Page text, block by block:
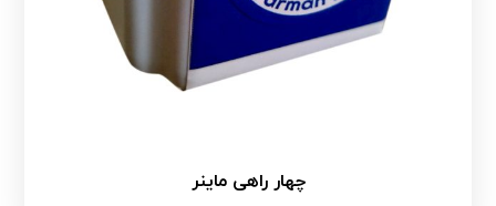
چهار راهی ماینر